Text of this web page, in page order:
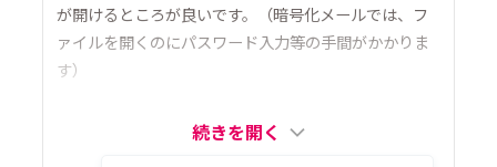
が開けるところが良いです。（暗号化メールでは、フ
ァイルを開くのにパスワード入力等の手間がかかりま
す）
続きを開く